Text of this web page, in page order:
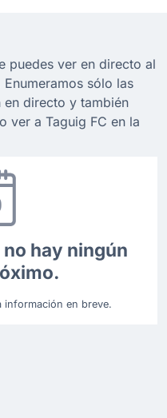
puedes ver en directo al
Enumeramos sólo las
en directo y también
ver a Taguig FC en la
hay ningún
información en breve.